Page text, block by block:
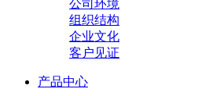
公司环境
组织结构
企业文化
客户见证
产品中心